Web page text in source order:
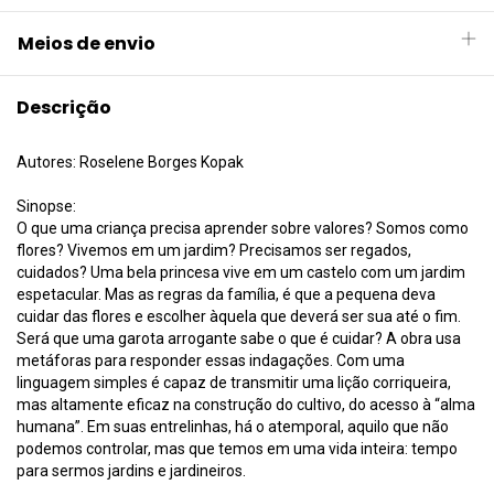
Meios de envio
Descrição
Autores: Roselene Borges Kopak
Sinopse:
O que uma criança precisa aprender sobre valores? Somos como
flores? Vivemos em um jardim? Precisamos ser regados,
cuidados? Uma bela princesa vive em um castelo com um jardim
espetacular. Mas as regras da família, é que a pequena deva
cuidar das flores e escolher àquela que deverá ser sua até o fim.
Será que uma garota arrogante sabe o que é cuidar? A obra usa
metáforas para responder essas indagações. Com uma
linguagem simples é capaz de transmitir uma lição corriqueira,
mas altamente eficaz na construção do cultivo, do acesso à “alma
humana”. Em suas entrelinhas, há o atemporal, aquilo que não
podemos controlar, mas que temos em uma vida inteira: tempo
para sermos jardins e jardineiros.